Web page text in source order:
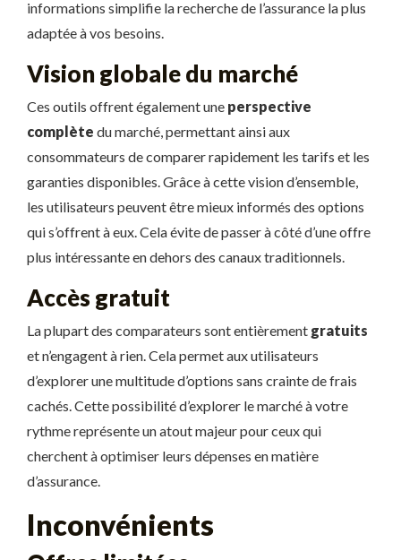
informations simplifie la recherche de l’assurance la plus
adaptée à vos besoins.
Vision globale du marché
Ces outils offrent également une perspective
complète du marché, permettant ainsi aux
consommateurs de comparer rapidement les tarifs et les
garanties disponibles. Grâce à cette vision d’ensemble,
les utilisateurs peuvent être mieux informés des options
qui s’offrent à eux. Cela évite de passer à côté d’une offre
plus intéressante en dehors des canaux traditionnels.
Accès gratuit
La plupart des comparateurs sont entièrement gratuits
et n’engagent à rien. Cela permet aux utilisateurs
d’explorer une multitude d’options sans crainte de frais
cachés. Cette possibilité d’explorer le marché à votre
rythme représente un atout majeur pour ceux qui
cherchent à optimiser leurs dépenses en matière
d’assurance.
Inconvénients